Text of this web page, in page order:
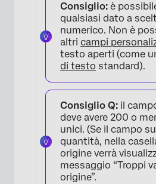
Consiglio: è
qualsiasi dato a
numerico. Non è
altri campi
testo aperti (come
di testo standard).
Consiglio Q: il
deve avere 200 o
unici. (Se il campo
quantità, nella
origine verrà
messaggio “Troppi
origine”.